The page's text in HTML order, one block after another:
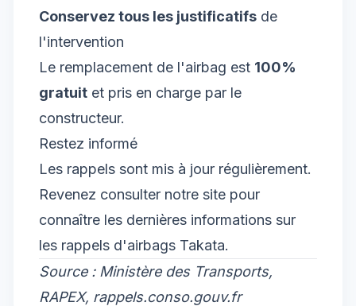
Conservez tous les justificatifs de
l'intervention
Le remplacement de l'airbag est 100%
gratuit et pris en charge par le
constructeur.
Restez informé
Les rappels sont mis à jour régulièrement.
Revenez consulter notre site pour
connaître les dernières informations sur
les rappels d'airbags Takata.
Source : Ministère des Transports,
RAPEX, rappels.conso.gouv.fr